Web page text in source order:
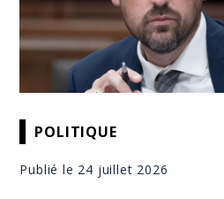
POLITIQUE
Publié le 24 juillet 2026